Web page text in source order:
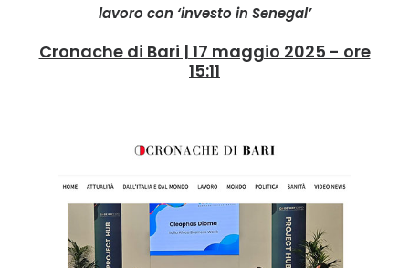
lavoro con ‘investo in Senegal’
Cronache di Bari | 17 maggio 2025 - ore
15:11